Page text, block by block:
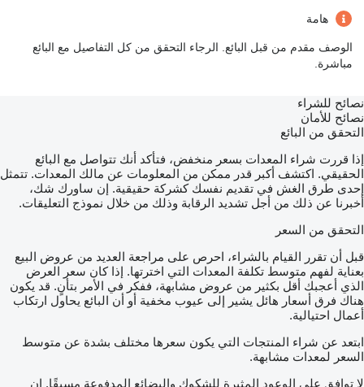
هامة
الوصف مقدم من قبل البائع. الرجاء التحقق من كل التفاصيل مع البائع
مباشرة.
نصائح للشراء
نصائح للأمان
التحقق من البائع
إذا قررت شراء المعدات بسعر منخفض، فتأكد أنك تتواصل مع البائع
الحقيقي. اكتشف أكبر قدر ممكن من المعلومات عن مالك المعدات. تتمثل
إحدى طرق الغش في تقديم نفسك كشركة حقيقية. إن ساورك شك،
أخبرنا عن ذلك من أجل تشديد الرقابة وذلك من خلال نموذج التعليقات.
التحقق من السعر
قبل أن تقرر القيام بالشراء، احرص على مراجعة العديد من عروض البيع
بعناية لفهم متوسط تكلفة المعدات التي اخترتها. إذا كان سعر العرض
الذي أعجبك أقل بكثير من عروض مشابهة، ففكر في الأمر بتأنٍ. قد يكون
هناك فرق أسعار هائل يشير إلى عيوب مخفية أو أن البائع يحاول ارتكاب
أعمال احتيالية.
ابتعد عن شراء المنتجات التي يكون سعرها مختلف بشدة عن متوسط
السعر لمعدات مشابهة.
لا توافق على الوعود المثيرة للشكوك والبضائع المدفوعة مسبقًا. إن